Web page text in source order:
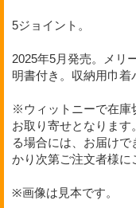
5ジョイント。
2025年5月発売。メリ
明書付き。収納用巾着
※ウィットニーで在庫
お取り寄せとなりま
る場合には、お届け
かり次第ご注文者様に
※画像は見本です。